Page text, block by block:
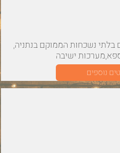
נשכחות הממוקם בנתניה,
ישיבה
נוספים